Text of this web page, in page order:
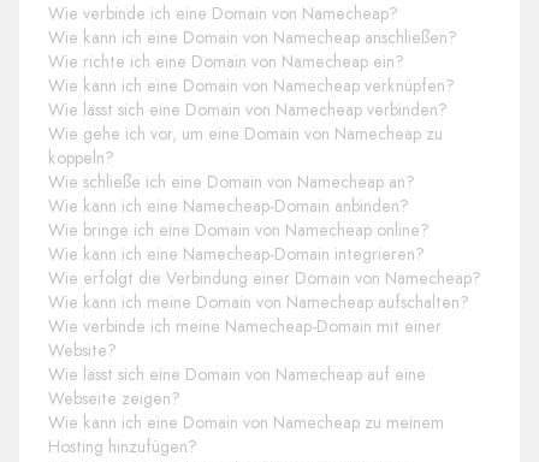
Wie verbinde ich eine Domain von Namecheap?
Wie kann ich eine Domain von Namecheap anschließen?
Wie richte ich eine Domain von Namecheap ein?
Wie kann ich eine Domain von Namecheap verknüpfen?
Wie lässt sich eine Domain von Namecheap verbinden?
Wie gehe ich vor, um eine Domain von Namecheap zu
koppeln?
Wie schließe ich eine Domain von Namecheap an?
Wie kann ich eine Namecheap-Domain anbinden?
Wie bringe ich eine Domain von Namecheap online?
Wie kann ich eine Namecheap-Domain integrieren?
Wie erfolgt die Verbindung einer Domain von Namecheap?
Wie kann ich meine Domain von Namecheap aufschalten?
Wie verbinde ich meine Namecheap-Domain mit einer
Website?
Wie lässt sich eine Domain von Namecheap auf eine
Webseite zeigen?
Wie kann ich eine Domain von Namecheap zu meinem
Hosting hinzufügen?